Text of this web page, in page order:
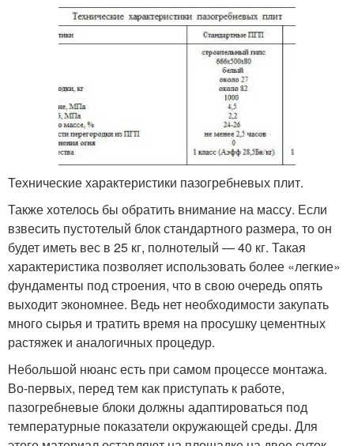
Технические характеристики пазогребневых плит.
Также хотелось бы обратить внимание на массу. Если
взвесить пустотелый блок стандартного размера, то он
будет иметь вес в 25 кг, полнотелый — 40 кг. Такая
характеристика позволяет использовать более «легкие»
фундаменты под строения, что в свою очередь опять
выходит экономнее. Ведь нет необходимости закупать
много сырья и тратить время на просушку цементных
растяжек и аналогичных процедур.
Небольшой нюанс есть при самом процессе монтажа.
Во-первых, перед тем как приступать к работе,
пазогребневые блоки должны адаптироваться под
температурные показатели окружающей среды. Для